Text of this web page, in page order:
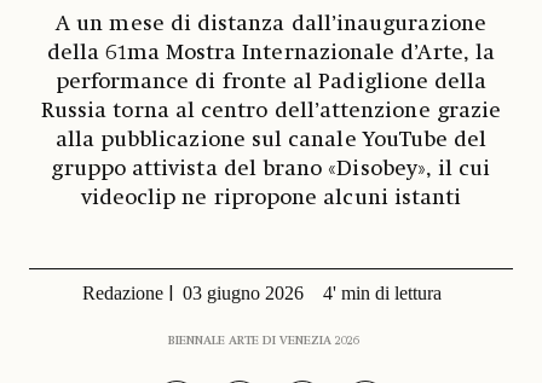
A un mese di distanza dall’inaugurazione
della 61ma Mostra Internazionale d’Arte, la
performance di fronte al Padiglione della
Russia torna al centro dell’attenzione grazie
alla pubblicazione sul canale YouTube del
gruppo attivista del brano «Disobey», il cui
videoclip ne ripropone alcuni istanti
Redazione 03 giugno 2026 4' min di lettura
BIENNALE ARTE DI VENEZIA 2026